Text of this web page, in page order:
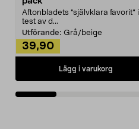
Aftonbladets "självklara favorit” i
test av d...
Utförande: Grå/beige
39,90
Lägg i varukorg